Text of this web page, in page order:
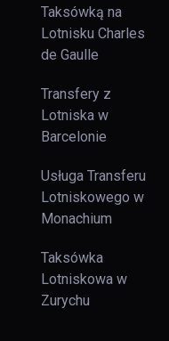
Taksówką na
Lotnisku Charles
de Gaulle
Transfery z
Lotniska w
Barcelonie
Usługa Transferu
Lotniskowego w
Monachium
Taksówka
Lotniskowa w
Zurychu